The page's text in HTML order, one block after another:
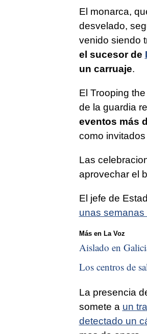
El monarca,
desvelado,
venido siendo
el sucesor de
un carruaje.
El Trooping
de la guardia
eventos más
como
Las
aprovechar el
El jefe de
unas
Más en La Voz
Aislado en
Los centros de
La presencia
somete a un
detectado un